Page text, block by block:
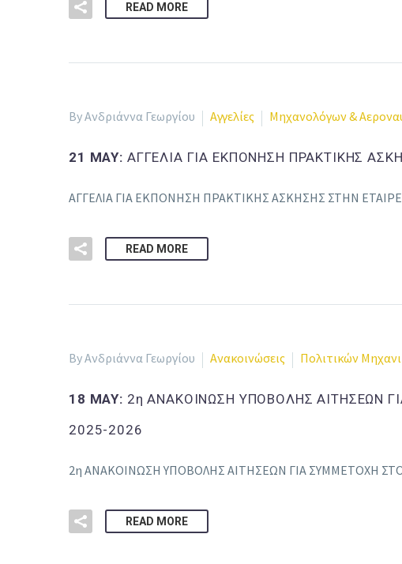
READ MORE
By Ανδριάννα Γεωργίου Αγγελίες Μηχανολόγων &
21 MAY: ΑΓΓΕΛΙΑ ΓΙΑ ΕΚΠΟΝΗΣΗ ΠΡΑΚΤΙΚΗΣ
ΑΓΓΕΛΙΑ ΓΙΑ ΕΚΠΟΝΗΣΗ ΠΡΑΚΤΙΚΗΣ ΑΣΚΗΣΗΣ ΣΤΗΝ
READ MORE
By Ανδριάννα Γεωργίου Ανακοινώσεις Πολιτικών
18 MAY: 2η ΑΝΑΚΟΙΝΩΣΗ ΥΠΟΒΟΛΗΣ ΑΙΤΗΣΕΩΝ
2025-2026
2η ΑΝΑΚΟΙΝΩΣΗ ΥΠΟΒΟΛΗΣ ΑΙΤΗΣΕΩΝ ΓΙΑ ΣΥΜΜΕΤΟΧΗ
READ MORE